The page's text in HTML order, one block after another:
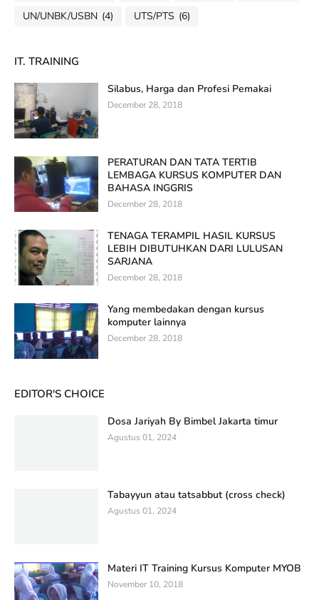
UN/UNBK/USBN (4) UTS/PTS (6)
IT. TRAINING
Silabus, Harga dan Profesi Pemakai
December 28, 2018
PERATURAN DAN TATA TERTIB
LEMBAGA KURSUS KOMPUTER DAN
BAHASA INGGRIS
December 28, 2018
TENAGA TERAMPIL HASIL KURSUS
LEBIH DIBUTUHKAN DARI LULUSAN
SARJANA
December 28, 2018
Yang membedakan dengan kursus
komputer lainnya
December 28, 2018
EDITOR'S CHOICE
Dosa Jariyah By Bimbel Jakarta timur
Agustus 01, 2024
Tabayyun atau tatsabbut (cross check)
Agustus 01, 2024
Materi IT Training Kursus Komputer MYOB
November 10, 2018